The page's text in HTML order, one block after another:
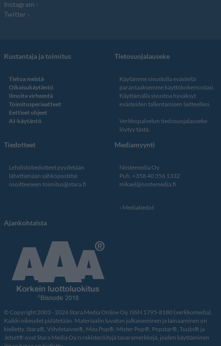
Instagram
Twitter
Kustantaja ja toimitus
Tietoa meistä
Oikaisukäytäntö
Ilmoita virheestä
Toimitusperiaatteet
Eettiset ohjeet
AI-käytäntö
Tietosuojalauseke
Käytämme sivustolla evästeitä
parantaaksemme käyttökokemustasi.
Käyttämällä sivustoa hyväksyt
evästeiden tallentamisen laitteellesi.
Verkkopalvelun tiedosuojalauseke
löytyy tästä.
Tiedotteet
Lehdistötiedotteet pyydetään
lähettämään sähköpostitse
osoitteeseen toimitus@stara.fi
Mediamyynti
Nostemedia Oy
Puh. +358 40 356 1332
mikael@nostemedia.fi
Mediatiedot
Ajankohtaista
© Copyright 2003 - 2026 Stara Media Online Oy. ISSN 1795-8180 (verkkomedia).
Kaikki oikeudet pidätetään. Materiaalin luvaton julkaiseminen ja lainaaminen on
kielletty. Stara®, Viihdetaivas®, Miss Pop®, Mister Pop®, Popstar®, Tuubi® ja
Jetset® ovat Stara Media Oy:n rekisteröityjä tavaramerkkejä, joiden käyttäminen